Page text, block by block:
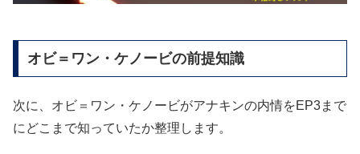
オビ＝ワン・ケノービの前提知識
次に、オビ＝ワン・ケノービがアナキンの内情をEP3まで
にどこまで知っていたか整理します。